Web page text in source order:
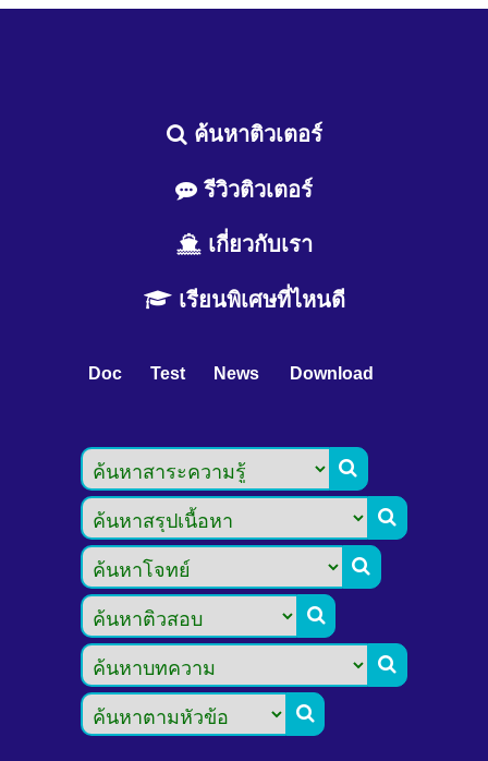
ค้นหาติวเตอร์
รีวิวติวเตอร์
เกี่ยวกับเรา
เรียนพิเศษที่ไหนดี
Doc Test News Download





